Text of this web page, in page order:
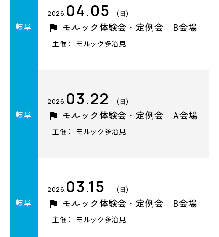
岐阜
2026. 04.05 (日)
モルック体験会・定例会 B会場
主催： モルック多治見
岐阜
2026. 03.22 (日)
モルック体験会・定例会 A会場
主催： モルック多治見
岐阜
2026. 03.15 (日)
モルック体験会・定例会 B会場
主催： モルック多治見